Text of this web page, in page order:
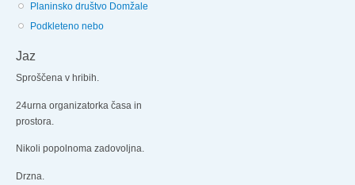
Planinsko društvo Domžale
Podkleteno nebo
Jaz
Sproščena v hribih.
24urna organizatorka časa in
prostora.
Nikoli popolnoma zadovoljna.
Drzna.